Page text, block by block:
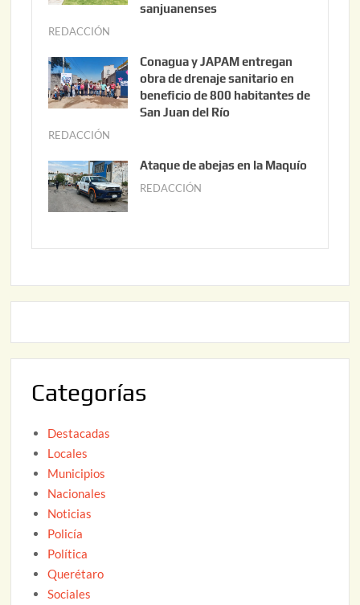
t
,
2
0
sanjuanenses
REDACCIÓN
n
i
o
,
2
0
6
Conagua y JAPAM entregan
obra de drenaje sanitario en
beneficio de 800 habitantes de
San Juan del Río
REDACCIÓN
n
i
o
Ataque de abejas en la Maquío
REDACCIÓN
o
2
Categorías
Destacadas
Locales
Municipios
Nacionales
Noticias
Policía
Política
Querétaro
Sociales